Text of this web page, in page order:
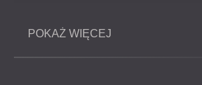
poprawiają przejrzystość mowy i
pomieszczenia.
Panele z recyklingowanego tworzywa
POKAŻ WIĘCEJ